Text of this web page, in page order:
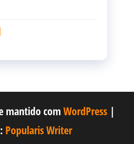
mantido com WordPress |
Popularis Writer